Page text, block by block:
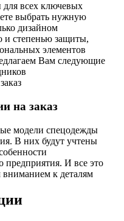
для всех ключевых
выбрать нужную
дизайном
и степенью защиты,
элементов
Вам следующие
на заказ
модели спецодежды
В них будут учтены
предприятия. И все это
к деталям